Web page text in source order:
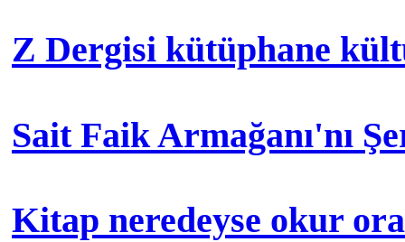
Z Dergisi kütüphane
Sait Faik Armağanı'nı
Kitap neredeyse okur